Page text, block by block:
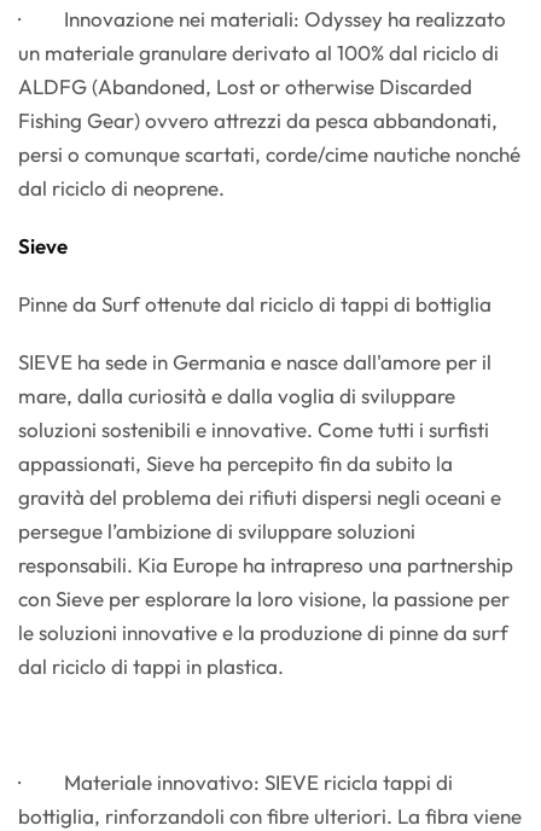
· Innovazione nei materiali: Odyssey ha realizzato
un materiale granulare derivato al 100% dal riciclo di
ALDFG (Abandoned, Lost or otherwise Discarded
Fishing Gear) ovvero attrezzi da pesca abbandonati,
persi o comunque scartati, corde/cime nautiche nonché
dal riciclo di neoprene.
Sieve
Pinne da Surf ottenute dal riciclo di tappi di bottiglia
SIEVE ha sede in Germania e nasce dall'amore per il
mare, dalla curiosità e dalla voglia di sviluppare
soluzioni sostenibili e innovative. Come tutti i surfisti
appassionati, Sieve ha percepito fin da subito la
gravità del problema dei rifiuti dispersi negli oceani e
persegue l’ambizione di sviluppare soluzioni
responsabili. Kia Europe ha intrapreso una partnership
con Sieve per esplorare la loro visione, la passione per
le soluzioni innovative e la produzione di pinne da surf
dal riciclo di tappi in plastica.
· Materiale innovativo: SIEVE ricicla tappi di
bottiglia, rinforzandoli con fibre ulteriori. La fibra viene